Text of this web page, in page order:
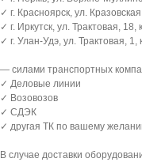
✓ г. Красноярск, ул.
✓ г. Иркутск, ул. Трактовая, 18,
✓ г. Улан-Удэ, ул. Трактовая, 1,
— силами транспортных
✓ Деловые линии
✓ Возовозов
✓ СДЭК
✓ другая ТК по вашему
В случае доставки